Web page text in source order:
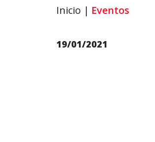
Inicio | Eventos
19/01/2021